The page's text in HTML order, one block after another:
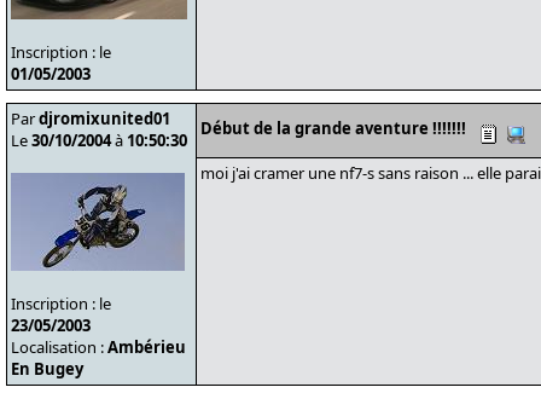
Inscription : le
01/05/2003
Pardjromixunited01
Le30/10/2004à 10:50:30
Inscription : le
23/05/2003
Localisation :Ambérieu
En Bugey
Début de la grande aventure !!!!!!!
moi j'ai cramer une nf7-s sans raison ... elle